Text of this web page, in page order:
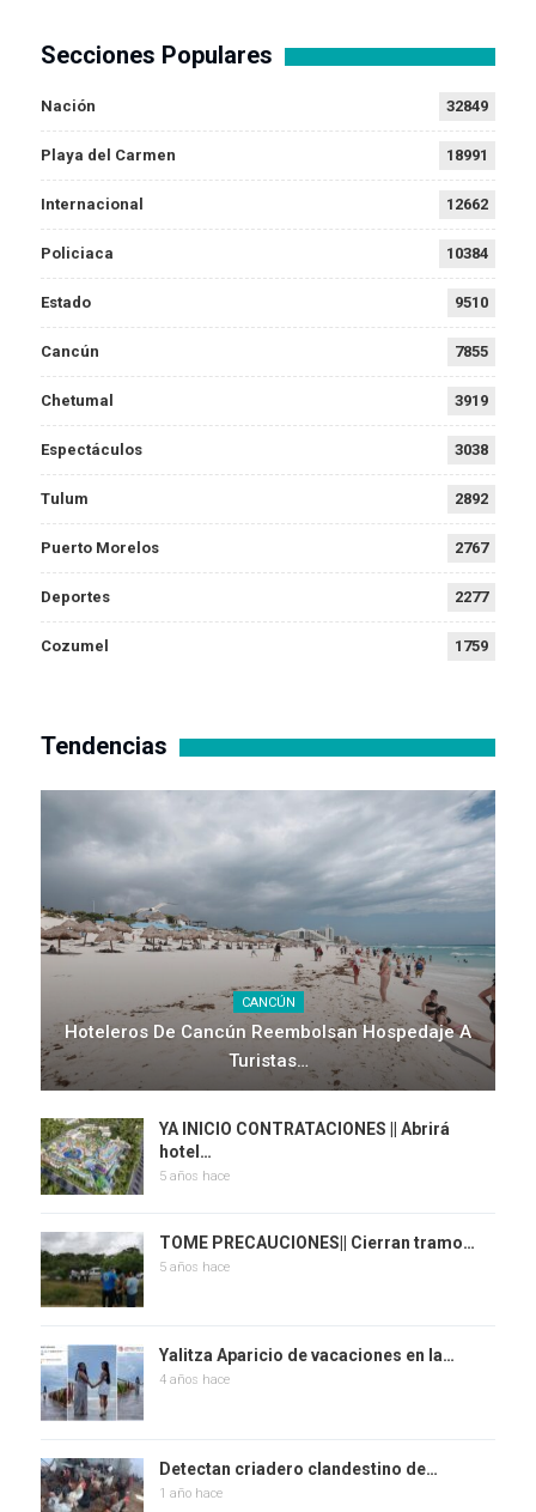
Secciones Populares
Nación 32849
Playa del Carmen 18991
Internacional 12662
Policiaca 10384
Estado 9510
Cancún 7855
Chetumal 3919
Espectáculos 3038
Tulum 2892
Puerto Morelos 2767
Deportes 2277
Cozumel 1759
Tendencias
CANCÚN
Hoteleros De Cancún Reembolsan Hospedaje A
Turistas…
YA INICIO CONTRATACIONES || Abrirá
hotel…
5 años hace
TOME PRECAUCIONES|| Cierran tramo…
5 años hace
Yalitza Aparicio de vacaciones en la…
4 años hace
Detectan criadero clandestino de…
1 año hace